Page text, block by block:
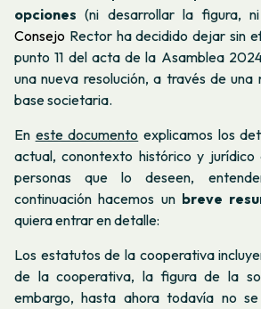
opciones (ni desarrollar la figura,
Consejo Rector ha decidido dejar sin
punto 11 del acta de la Asamblea
una nueva resolución, a través de
base societaria.
En este documento explicamos los
actual, conontexto histórico y
personas que lo deseen,
continuación hacemos un breve
quiera entrar en detalle:
Los estatutos de la cooperativa
de la cooperativa, la figura de la
embargo, hasta ahora todavía no